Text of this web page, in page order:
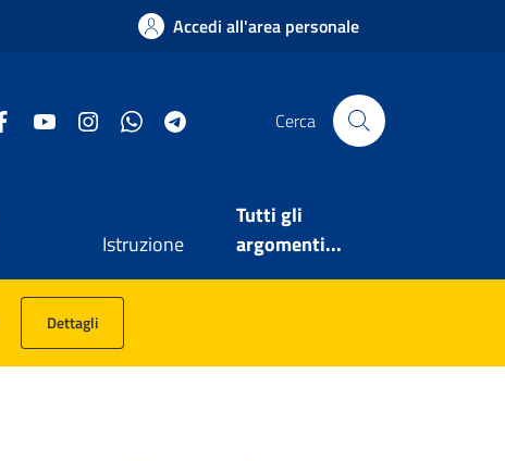
Accedi all'area personale
FacebookYouTube InstagramWhatsApp Cerca
Istruzione
Tutti gli
argomenti...
Dettagli